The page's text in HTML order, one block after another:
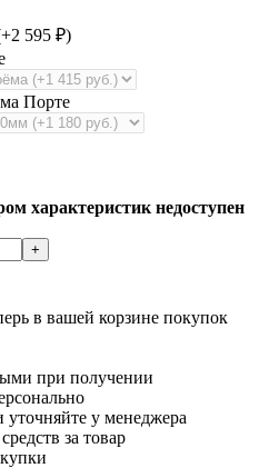
2 595 ₽)
Порте
характеристик недоступен
в вашей корзине покупок
при получении
уточняйте у менеджера
за товар